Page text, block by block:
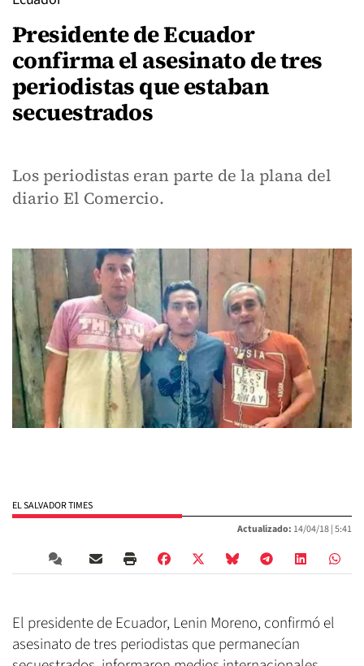
Presidente de Ecuador
confirma el asesinato de tres
periodistas que estaban
secuestrados
Los periodistas eran parte de la plana del
diario El Comercio.
EL SALVADOR TIMES
Actualizado: 14/04/18 |5:41
El presidente de Ecuador, Lenin Moreno, confirmó el
asesinato de tres periodistas que permanecían